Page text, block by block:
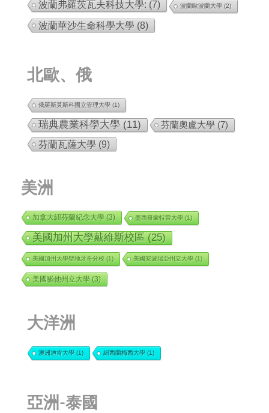
波蘭弗羅茨瓦夫科技大學: (7) 波蘭歐波蘭大學 (2)
波蘭華沙生命科學大學 (8)
北歐、俄
俄羅斯莫斯科國立管理大學 (1)
瑞典農業科學大學 (11) 芬蘭奧盧大學 (7)
芬蘭瓦薩大學 (9)
美洲
加拿大紐芬蘭紀念大學(3) 墨西哥蒙特雷大學 (1)
美國加州大學戴維斯校區(25)
美國加州大學聖地牙哥分校 (1) 美國安波瑞亞州立大學 (1)
美國猶他州立大學(3)
大洋洲
澳洲迪肯大學(1) 紐西蘭梅西大學(1)
亞洲-泰國